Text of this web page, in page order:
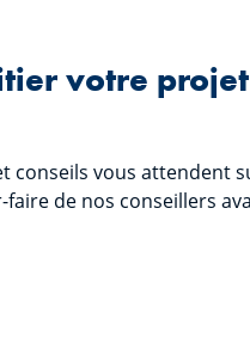
votre projet
conseils vous attendent
de nos conseillers